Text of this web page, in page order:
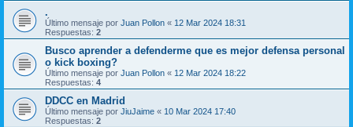
.
Último mensaje por Juan Pollon « 12 Mar 2024 18:31
Respuestas: 2
Busco aprender a defenderme que es mejor defensa personal
o kick boxing?
Último mensaje por Juan Pollon « 12 Mar 2024 18:22
Respuestas: 4
DDCC en Madrid
Último mensaje por JiuJaime « 10 Mar 2024 17:40
Respuestas: 2